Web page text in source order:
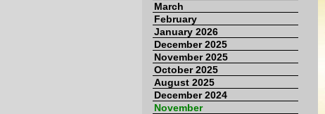
March
February
January 2026
December 2025
November 2025
October 2025
August 2025
December 2024
November